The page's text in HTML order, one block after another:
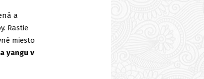
a
Rastie
miesto
yangu v